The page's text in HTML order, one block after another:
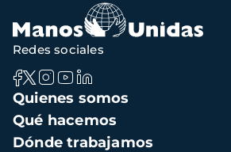
Navegación
principal
Quienes somos
Qué hacemos
Dónde trabajamos
Redes sociales